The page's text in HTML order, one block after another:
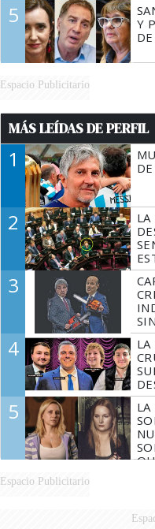
5
Y
Espacio Publicitario
MÁS LEÍDAS DE PERFIL
1
2
LA
3
4
5
Espacio Publicitario